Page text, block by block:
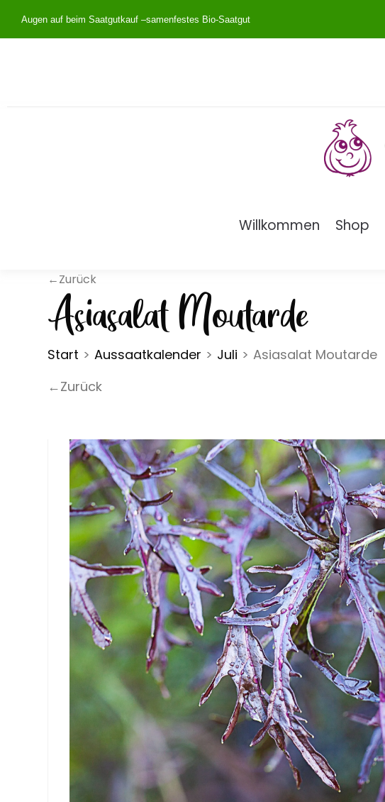
Augen auf beim Saatgutkauf –samenfestes Bio-Saatgut
Willkommen Shop
Asiasalat Moutarde
Start > Aussaatkalender > Juli > Asiasalat Moutarde
←Zurück
←Zurück